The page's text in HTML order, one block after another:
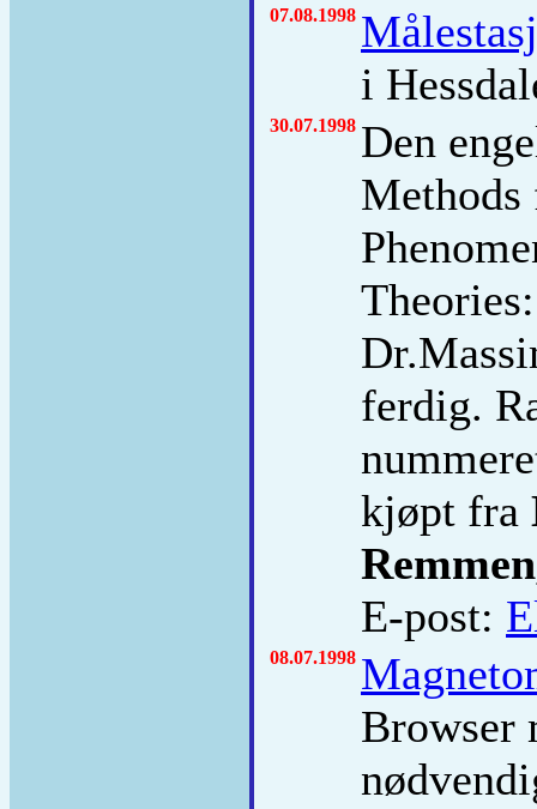
07.08.1998
i
30.07.1998 Den
Methods
ferdig.
kjøpt fra
E-post:
08.07.1998
Browser